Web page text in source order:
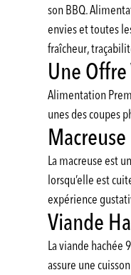
son BBQ.
envies et toutes
fraîcheur,
Une
Alimentation
unes des coupes
Macreuse
La macreuse est
lorsqu’elle est
expérience
Viande
La viande hachée
assure une